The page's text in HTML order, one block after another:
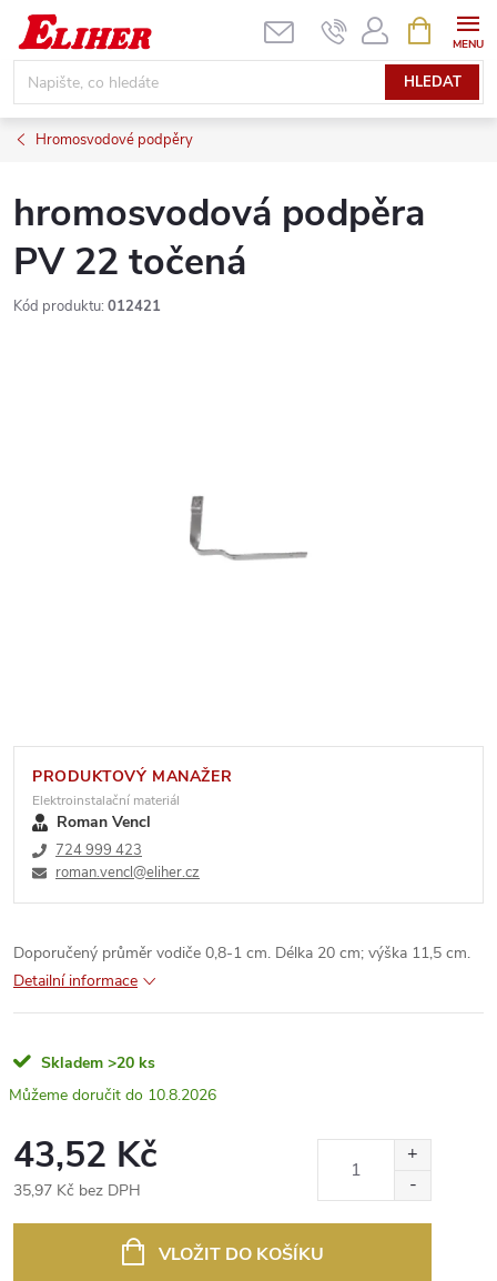
Přejít
obsah
HLEDAT
NÁKUPNÍ
KOŠÍK
Hromosvodové podpěry
hromosvodová podpěra
PV 22 točená
Kód produktu: 012421
PRODUKTOVÝ MANAŽER
Elektroinstalační materiál
Roman Vencl
724 999 423
roman.vencl@eliher.cz
Doporučený průměr vodiče 0,8-1 cm. Délka 20 cm; výška 11,5 cm.
Detailní informace
Skladem >20 ks
10.8.2026
43,52 Kč
35,97 Kč bez DPH
VLOŽIT DO KOŠÍKU